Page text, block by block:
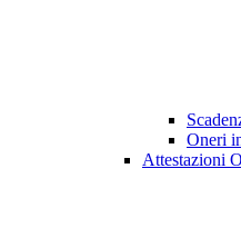
Oneri
Attestazioni